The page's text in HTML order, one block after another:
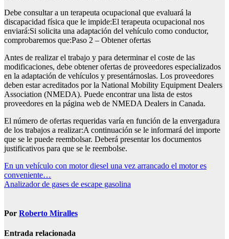
Debe consultar a un terapeuta ocupacional que evaluará la
discapacidad física que le impide:El terapeuta ocupacional nos
enviará:Si solicita una adaptación del vehículo como conductor,
comprobaremos que:Paso 2 – Obtener ofertas
Antes de realizar el trabajo y para determinar el coste de las
modificaciones, debe obtener ofertas de proveedores especializados
en la adaptación de vehículos y presentárnoslas. Los proveedores
deben estar acreditados por la National Mobility Equipment Dealers
Association (NMEDA). Puede encontrar una lista de estos
proveedores en la página web de NMEDA Dealers in Canada.
El número de ofertas requeridas varía en función de la envergadura
de los trabajos a realizar:A continuación se le informará del importe
que se le puede reembolsar. Deberá presentar los documentos
justificativos para que se le reembolse.
Navegación
de
En un vehículo con motor diesel una vez arrancado el motor es
conveniente…
Analizador de gases de escape gasolina
Por Roberto Miralles
Entrada relacionada